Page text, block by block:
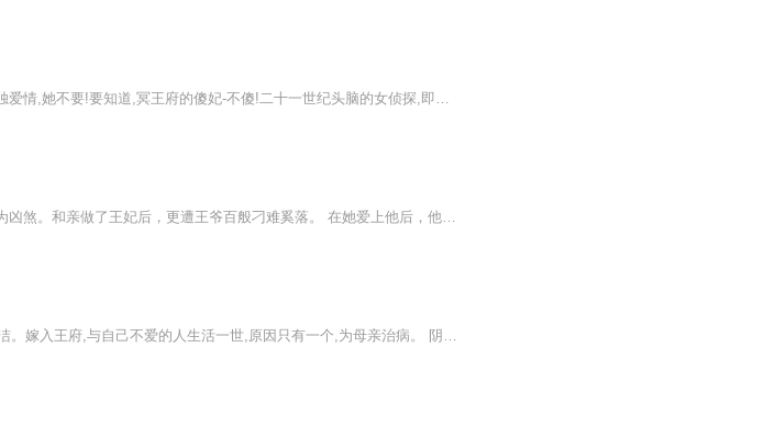
美男,她要!权利,她要! 至高无上的地位,她要!唯独爱情,她不要!要知道,冥王府的傻妃-不傻!二十一世纪头脑的女侦探,即便穿越成一弱弱小绵羊,她仍旧可以在古代吃香的喝辣的,娶漂亮的老公!
她穿越成为一个不幸的断掌公主，被人视为凶煞。和亲做了王妃后，更遭王爷百般刁难奚落。 在她爱上他后，他却无情地对她说，断掌女人，一生一世孤独，三生三世害人害己！克夫的断掌让她受尽磨难，却也有男子为博她一笑，甘愿倾城相送……
魏都平城的繁华纷扰,容不下宇文盛希的淡远高洁。嫁入王府,与自己不爱的人生活一世,原因只有一个,为母亲治病。 阴差阳错,她却遇到了真爱,真爱如火,焚尽了她心中所有的廉耻。她把最宝贵的东西留给了他,最后还是不得不道别离。 皇家的荣华富贵,对宇文盛希而言...